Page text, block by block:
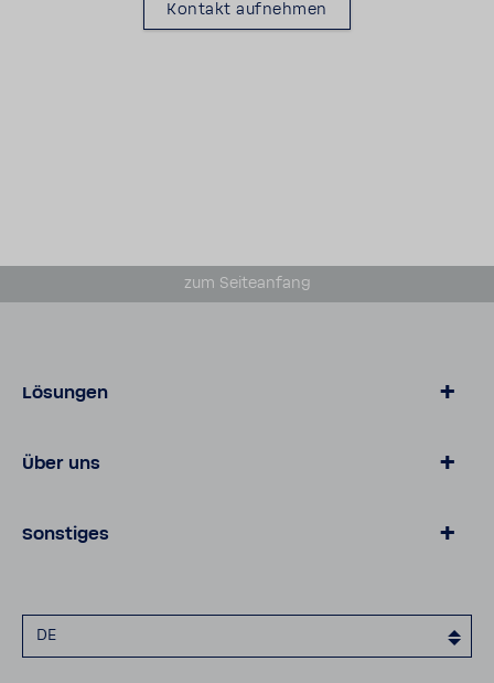
Kontakt aufnehmen
zum Seiteanfang
Lösungen
Technische Datenblätter
Über uns
Karriere
Sonstiges
Impressum
DE